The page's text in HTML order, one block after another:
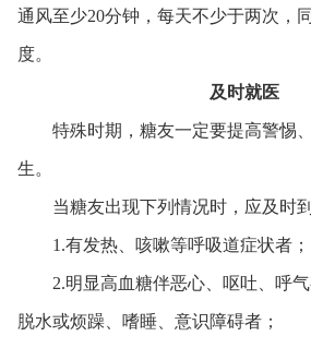
通风至少20分钟，每天不少于两次，
度。
及时就医
特殊时期，糖友一定要提高警惕、
生。
当糖友出现下列情况时，应及时到
1.有发热、咳嗽等呼吸道症状者；
2.明显高血糖伴恶心、呕吐、呼气
脱水或烦躁、嗜睡、意识障碍者；